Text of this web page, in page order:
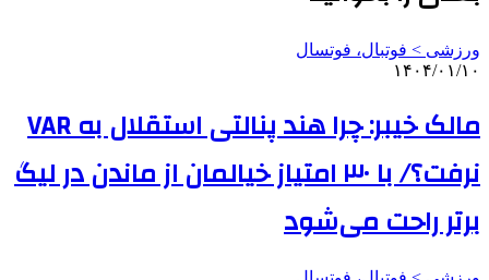
ورزشی > فوتبال، فوتسال
۱۴۰۴/۰۱/۱۰
مالک خیبر: چرا هند پنالتی استقلال به VAR
نرفت؟/ با ۳۰ امتیاز خیالمان از ماندن در لیگ
برتر راحت می‌شود